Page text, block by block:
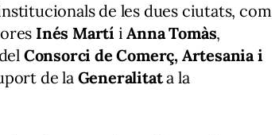
de les dues ciutats, com
Inés Martí iAnna Tomàs,
Consorci de Comerç, Artesania i
de laGeneralitata la